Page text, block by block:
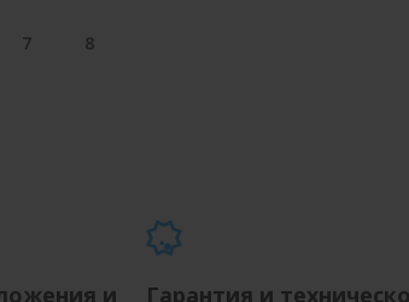
7 8
и
Гарантия и